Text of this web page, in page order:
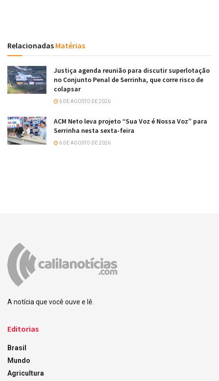
Relacionadas Matérias
Justiça agenda reunião para discutir superlotação
no Conjunto Penal de Serrinha, que corre risco de
colapsar
6 DE AGOSTO DE 2026
ACM Neto leva projeto “Sua Voz é Nossa Voz” para
Serrinha nesta sexta-feira
6 DE AGOSTO DE 2026
A notícia que você ouve e lê.
Editorias
Brasil
Mundo
Agricultura